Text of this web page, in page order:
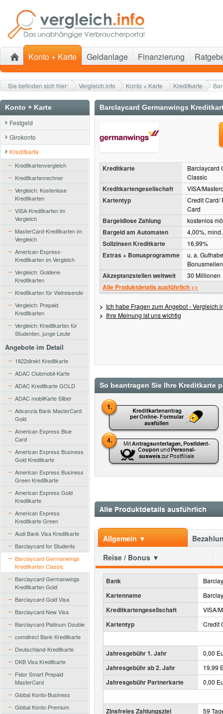
Sie befinden sich hier: Vergleich.info Konto + Karte Kreditkarte
Konto + Karte
Festgeld
Girokonto
Kreditkarte
Kreditkartenvergleich
Kreditkartenrechner
Vergleich: Kostenlose
Kreditkarten
VISA-Kreditkarten im
Vergleich
MasterCard-Kreditkarten im
Vergleich
American-Express-
Kreditkarten im Vergleich
Vergleich: Goldene
Kreditkarten
Kreditkarten für Vielreisende
Vergleich: Prepaid
Kreditkarten
Vergleich: Kreditkarten für
Studenten, junge Leute
Angebote im Detail
1822direkt Kreditkarte
ADAC Clubmobil-Karte
ADAC Kreditkarte GOLD
ADAC mobilKarte Silber
Advanzia Bank MasterCard
Gold
American Express Blue
Card
American Express Business
Gold Kreditkarte
American Express Business
Green Kreditkarte
American Express Gold
Kreditkarte
American Express
Kreditkarte Green
Audi Bank Visa Kreditkarte
Barclaycard for Students
Barclaycard Germanwings
Kreditkarten Classic
Barclaycard Germanwings
Kreditkarten Gold
Barclaycard Gold Visa
Barclaycard New Visa
Barclaycard Platinum Double
comdirect Bank Kreditkarte
Deutschland-Kreditkarte
DKB Visa Kreditkarte
Fidor Smart Prepaid
MasterCard
Global Konto-Business
Global Konto-Premium
Barclaycard Germanwings
Kreditkarte
Barclaycard
Classic
Kreditkartengesellschaft VISA/
Kartentyp
Credit Card/
Card
Bargeldlose Zahlung kostenlos
Bargeld am Automaten 4,00%,
Sollzinsen Kreditkarte 16,99%
Extras + Bonusprogramme
u. a.
Akzeptanzstellen weltweit 30 Millionen
Alle Produktdetails ausführlich >>
> Ich habe Fragen zum Angebot -
> Ihre Meinung ist uns wichtig
So beantragen Sie Ihre Kreditkarte
Allgemein ▼
Reise / Bonus ▼
Bank
Kartenname
Kreditkartengesellschaft VISA/
Kartentyp Credit
Jahresgebühr 1. Jahr 0,00
Jahresgebühr ab 2. Jahr 19,99
Jahresgebühr Partnerkarte 0,00
Zinsfreies Zahlungsziel 59
Konto + Karte Geldanlage Finanzierung